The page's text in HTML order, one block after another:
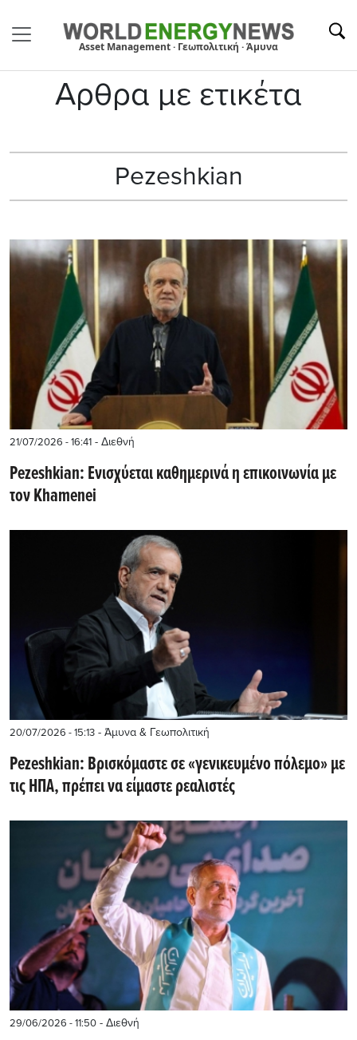
Asset Management · Γεωπολιτική · Άμυνα
Αρθρα με ετικέτα
Pezeshkian
21/07/2026 - 16:41 - Διεθνή
Pezeshkian: Ενισχύεται καθημερινά η επικοινωνία με
τον Khamenei
20/07/2026 - 15:13 - Άμυνα & Γεωπολιτική
Pezeshkian: Βρισκόμαστε σε «γενικευμένο πόλεμο» με
τις ΗΠΑ, πρέπει να είμαστε ρεαλιστές
29/06/2026 - 11:50 - Διεθνή